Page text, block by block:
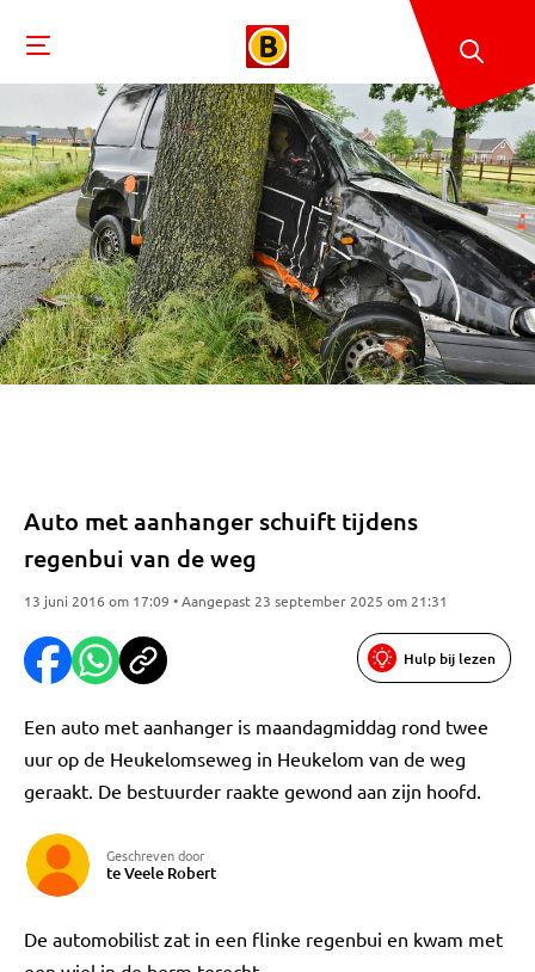
Auto met aanhanger schuift tijdens
regenbui van de weg
13 juni 2016 om 17:09 • Aangepast 23 september 2025 om 21:31
Hulp bij lezen
Een auto met aanhanger is maandagmiddag rond twee
uur op de Heukelomseweg in Heukelom van de weg
geraakt. De bestuurder raakte gewond aan zijn hoofd.
Geschreven door
te Veele Robert
De automobilist zat in een flinke regenbui en kwam met